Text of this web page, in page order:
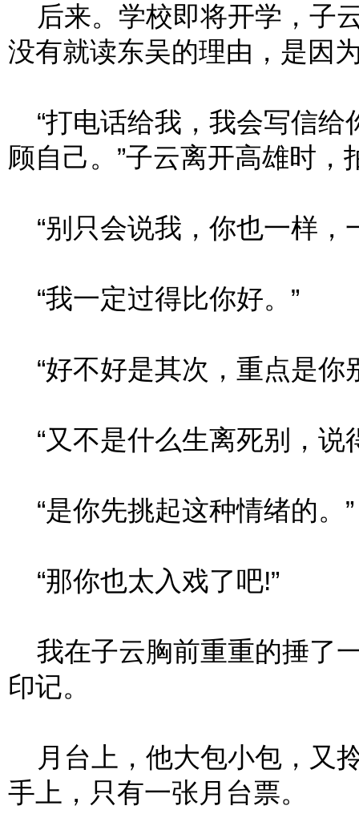
后来。学校即将开学，子
没有就读东吴的理由，是因
“打电话给我，我会写信给
顾自己。”子云离开高雄时，
“别只会说我，你也一样，
“我一定过得比你好。”
“好不好是其次，重点是你
“又不是什么生离死别，说
“是你先挑起这种情绪的。”
“那你也太入戏了吧!”
我在子云胸前重重的捶了
印记。
月台上，他大包小包，又
手上，只有一张月台票。